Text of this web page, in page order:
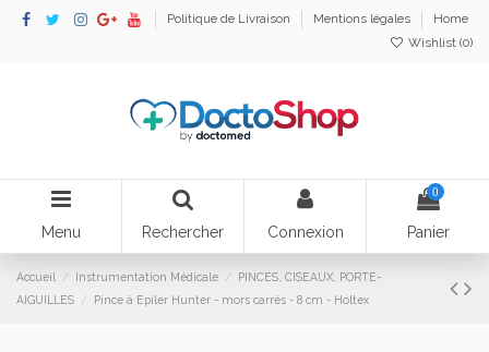
Politique de Livraison Mentions légales
Home
Wishlist (0)
Menu Rechercher Connexion
0
Panier
Accueil Instrumentation Médicale
PINCES, CISEAUX, PORTE-
AIGUILLES
Pince à Epiler Hunter - mors carrés - 8 cm - Holtex